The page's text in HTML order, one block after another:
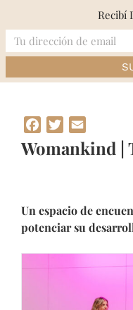
content
Womankind | The
Facebook
Twitter
Womankind |
Un espacio de
potenciar su
Recibí